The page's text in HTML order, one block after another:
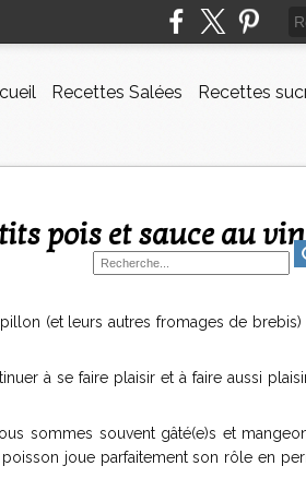
Recettes Salées Recettes
pois et sauce au
(et leurs autres fromages de brebis)
à se faire plaisir et à faire aussi
sommes souvent gâté(e)s et
joue parfaitement son rôle en